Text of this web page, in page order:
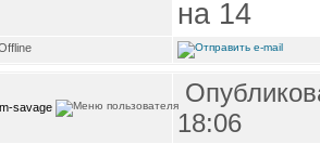
на 14
savage
18:06